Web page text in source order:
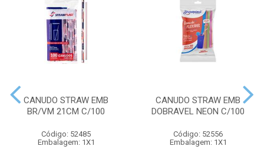
CANUDO STRAW EMB
BR/VM 21CM C/100
Código: 52485
Embalagem: 1X1
CANUDO STRAW EMB
DOBRAVEL NEON C/100
Código: 52556
Embalagem: 1X1